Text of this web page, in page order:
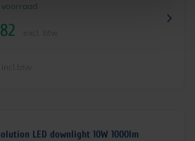
voorraad
LED downlight 10W 1000lm